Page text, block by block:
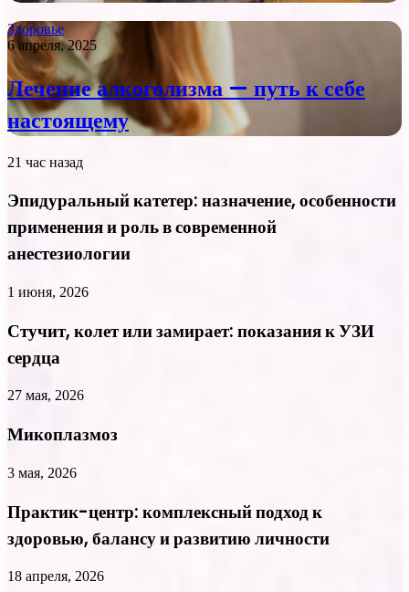
Здоровье
6 апреля, 2025
Лечение алкоголизма — путь к себе
настоящему
21 час назад
Эпидуральный катетер: назначение, особенности
применения и роль в современной
анестезиологии
1 июня, 2026
Стучит, колет или замирает: показания к УЗИ
сердца
27 мая, 2026
Микоплазмоз
3 мая, 2026
Практик-центр: комплексный подход к
здоровью, балансу и развитию личности
18 апреля, 2026